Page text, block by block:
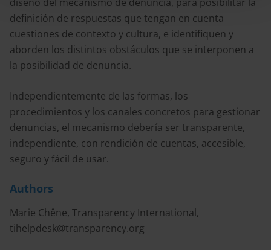
definición de respuestas que tengan en cuenta
cuestiones de contexto y cultura, e identifiquen y
aborden los distintos obstáculos que se interponen a
la posibilidad de denuncia.
Independientemente de las formas, los
procedimientos y los canales concretos para gestionar
denuncias, el mecanismo debería ser transparente,
independiente, con rendición de cuentas, accesible,
seguro y fácil de usar.
Authors
Marie Chêne, Transparency International,
tihelpdesk@transparency.org